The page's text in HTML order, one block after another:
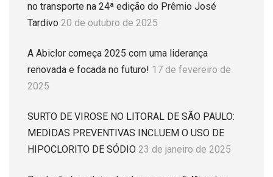
no transporte na 24ª edição do Prêmio José
Tardivo 20 de outubro de 2025
A Abiclor começa 2025 com uma liderança
renovada e focada no futuro! 17 de fevereiro de
2025
SURTO DE VIROSE NO LITORAL DE SÃO PAULO:
MEDIDAS PREVENTIVAS INCLUEM O USO DE
HIPOCLORITO DE SÓDIO 23 de janeiro de 2025